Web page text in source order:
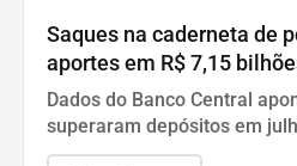
Saques na caderneta de
aportes em R$ 7,15
Dados do Banco Central
superaram depósitos em
total do investimento em R$